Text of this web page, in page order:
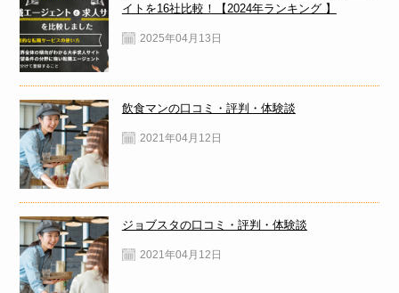
イトを16社比較！【2024年ランキング 】
2025年04月13日
飲食マンの口コミ・評判・体験談
2021年04月12日
ジョブスタの口コミ・評判・体験談
2021年04月12日